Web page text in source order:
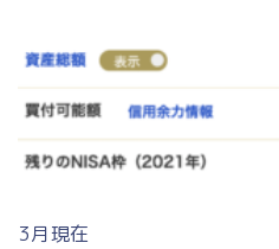
3月現在